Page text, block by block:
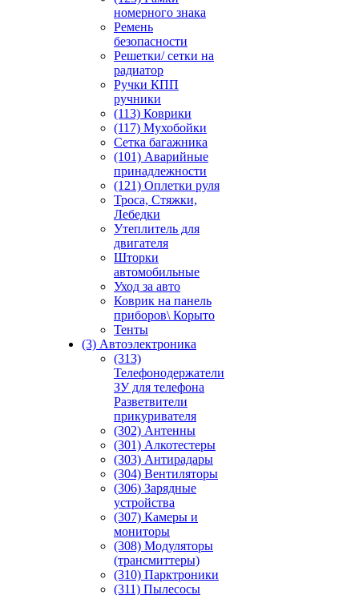
номерного знака
Ремень
безопасности
Решетки/ сетки на
радиатор
Ручки КПП
ручники
(113) Коврики
(117) Мухобойки
Сетка багажника
(101) Аварийные
принадлежности
(121) Оплетки руля
Троса, Стяжки,
Лебедки
Утеплитель для
двигателя
Шторки
автомобильные
Уход за авто
Коврик на панель
приборов\ Корыто
Тенты
(3) Автоэлектроника
(313)
Телефонодержатели
ЗУ для телефона
Разветвители
прикуривателя
(302) Антенны
(301) Алкотестеры
(303) Антирадары
(304) Вентиляторы
(306) Зарядные
устройства
(307) Камеры и
мониторы
(308) Модуляторы
(трансмиттеры)
(310) Парктроники
(311) Пылесосы